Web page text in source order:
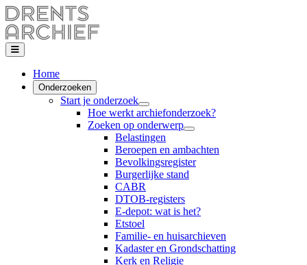
Home
Onderzoeken
Start je onderzoek
Hoe werkt archiefonderzoek?
Zoeken op onderwerp
Belastingen
Beroepen en ambachten
Bevolkingsregister
Burgerlijke stand
CABR
DTOB-registers
E-depot: wat is het?
Etstoel
Familie- en huisarchieven
Kadaster en Grondschatting
Kerk en Religie